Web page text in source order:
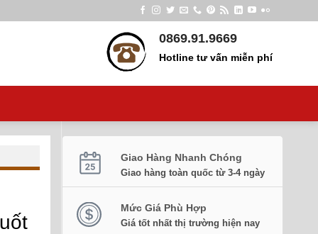
0869.91.9669
Hotline tư vấn miễn phí
Giao Hàng Nhanh Chóng
Giao hàng toàn quốc từ 3-4 ngày
Mức Giá Phù Hợp
Giá tốt nhất thị trường hiện nay